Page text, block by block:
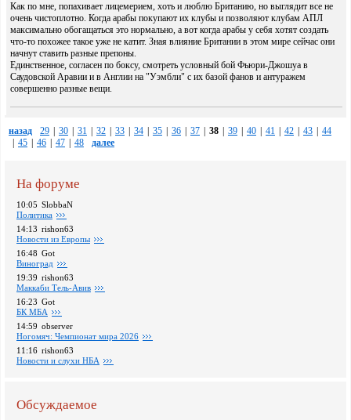
Как по мне, попахивает лицемерием, хоть и люблю Британию, но выглядит все не
очень чистоплотно. Когда арабы покупают их клубы и позволяют клубам АПЛ
максимально обогащаться это нормально, а вот когда арабы у себя хотят создать
что-то похожее такое уже не катит. Зная влияние Британии в этом мире сейчас они
начнут ставить разные препоны.
Единственное, согласен по боксу, смотреть условный бой Фьюри-Джошуа в
Саудовской Аравии и в Англии на "Уэмбли" с их базой фанов и антуражем
совершенно разные вещи.
назад 29 30 31 32 33 34 35 36 37 38 39 40 41 42 43
44
45 46 47 48 далее
На форуме
10:05 SlobbaN
Политика
14:13 rishon63
Новости из Европы
16:48 Got
Виноград
19:39 rishon63
Маккаби Тель-Авив
16:23 Got
БК МБА
14:59 observer
Ногомяч: Чемпионат мира 2026
11:16 rishon63
Новости и слухи НБА
Обсуждаемое